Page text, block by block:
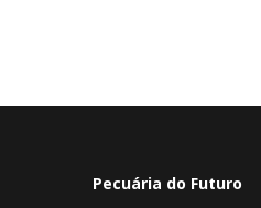
Pecuária do Futuro